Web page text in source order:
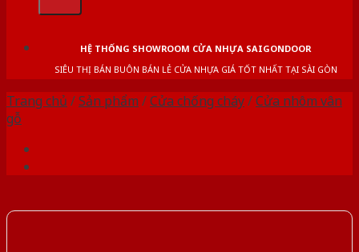
HỆ THỐNG SHOWROOM CỬA NHỰA SAIGONDOOR
SIÊU THỊ BÁN BUÔN BÁN LẺ CỬA NHỰA GIÁ TỐT NHẤT TẠI SÀI GÒN
Trang chủ /Sản phẩm /Cửa chống cháy/Cửa nhôm vân
gỗ